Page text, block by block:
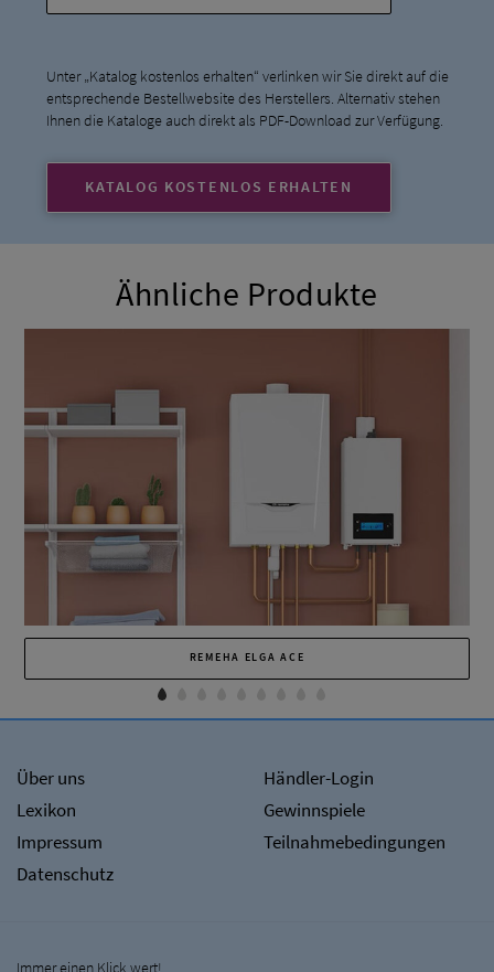
Unter „Katalog kostenlos erhalten“ verlinken wir Sie direkt auf die
entsprechende Bestellwebsite des Herstellers. Alternativ stehen
Ihnen die Kataloge auch direkt als PDF-Download zur Verfügung.
KATALOG KOSTENLOS ERHALTEN
Ähnliche Produkte
REMEHA ELGA ACE
Über uns
Lexikon
Impressum
Datenschutz
Händler-Login
Gewinnspiele
Teilnahmebedingungen
Immer einen Klick wert!